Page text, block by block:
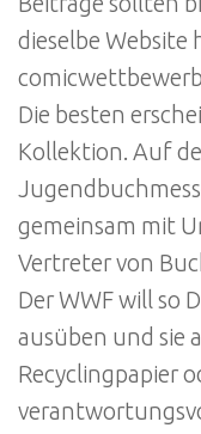
dieselbe Website
Die besten
Kollektion. Auf
gemeinsam mit
Vertreter von
Der WWF will so
ausüben und sie
Recyclingpapier